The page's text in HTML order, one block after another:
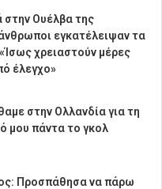
Ουέλβα της
άνθρωποι εγκατέλειψαν τα
χρειαστούν μέρες
έλεγχο»
στην Ολλανδία για τη
μου πάντα το γκολ
Προσπάθησα να πάρω